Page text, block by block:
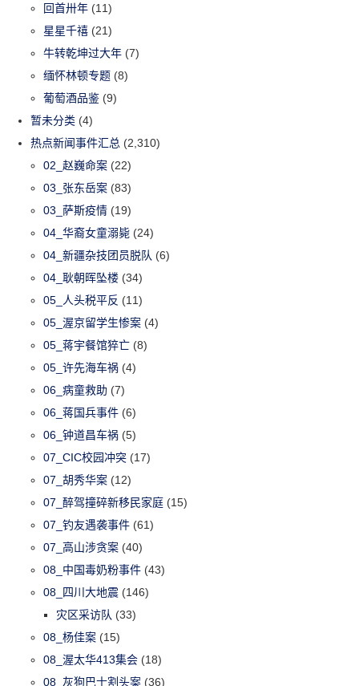
回首卅年 (11)
星星千禧 (21)
牛转乾坤过大年 (7)
缅怀林顿专题 (8)
葡萄酒品鉴 (9)
暂未分类 (4)
热点新闻事件汇总 (2,310)
02_赵巍命案 (22)
03_张东岳案 (83)
03_萨斯疫情 (19)
04_华裔女童溺毙 (24)
04_新疆杂技团员脱队 (6)
04_耿朝晖坠楼 (34)
05_人头税平反 (11)
05_渥京留学生惨案 (4)
05_蒋宇餐馆猝亡 (8)
05_许先海车祸 (4)
06_病童救助 (7)
06_蒋国兵事件 (6)
06_钟道昌车祸 (5)
07_CIC校园冲突 (17)
07_胡秀华案 (12)
07_醉驾撞碎新移民家庭 (15)
07_钓友遇袭事件 (61)
07_高山涉贪案 (40)
08_中国毒奶粉事件 (43)
08_四川大地震 (146)
灾区采访队 (33)
08_杨佳案 (15)
08_渥太华413集会 (18)
08_灰狗巴士割头案 (36)